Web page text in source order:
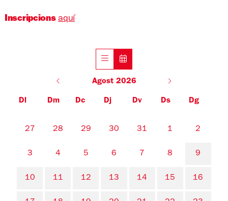
Inscripcions aquí
Agost 2026
Dl Dm Dc Dj Dv Ds Dg
No hi ha cap activitat aquest mes
27 28 29 30 31 1 2
3 4 5 6 7 8 9
10 11 12 13 14 15 16